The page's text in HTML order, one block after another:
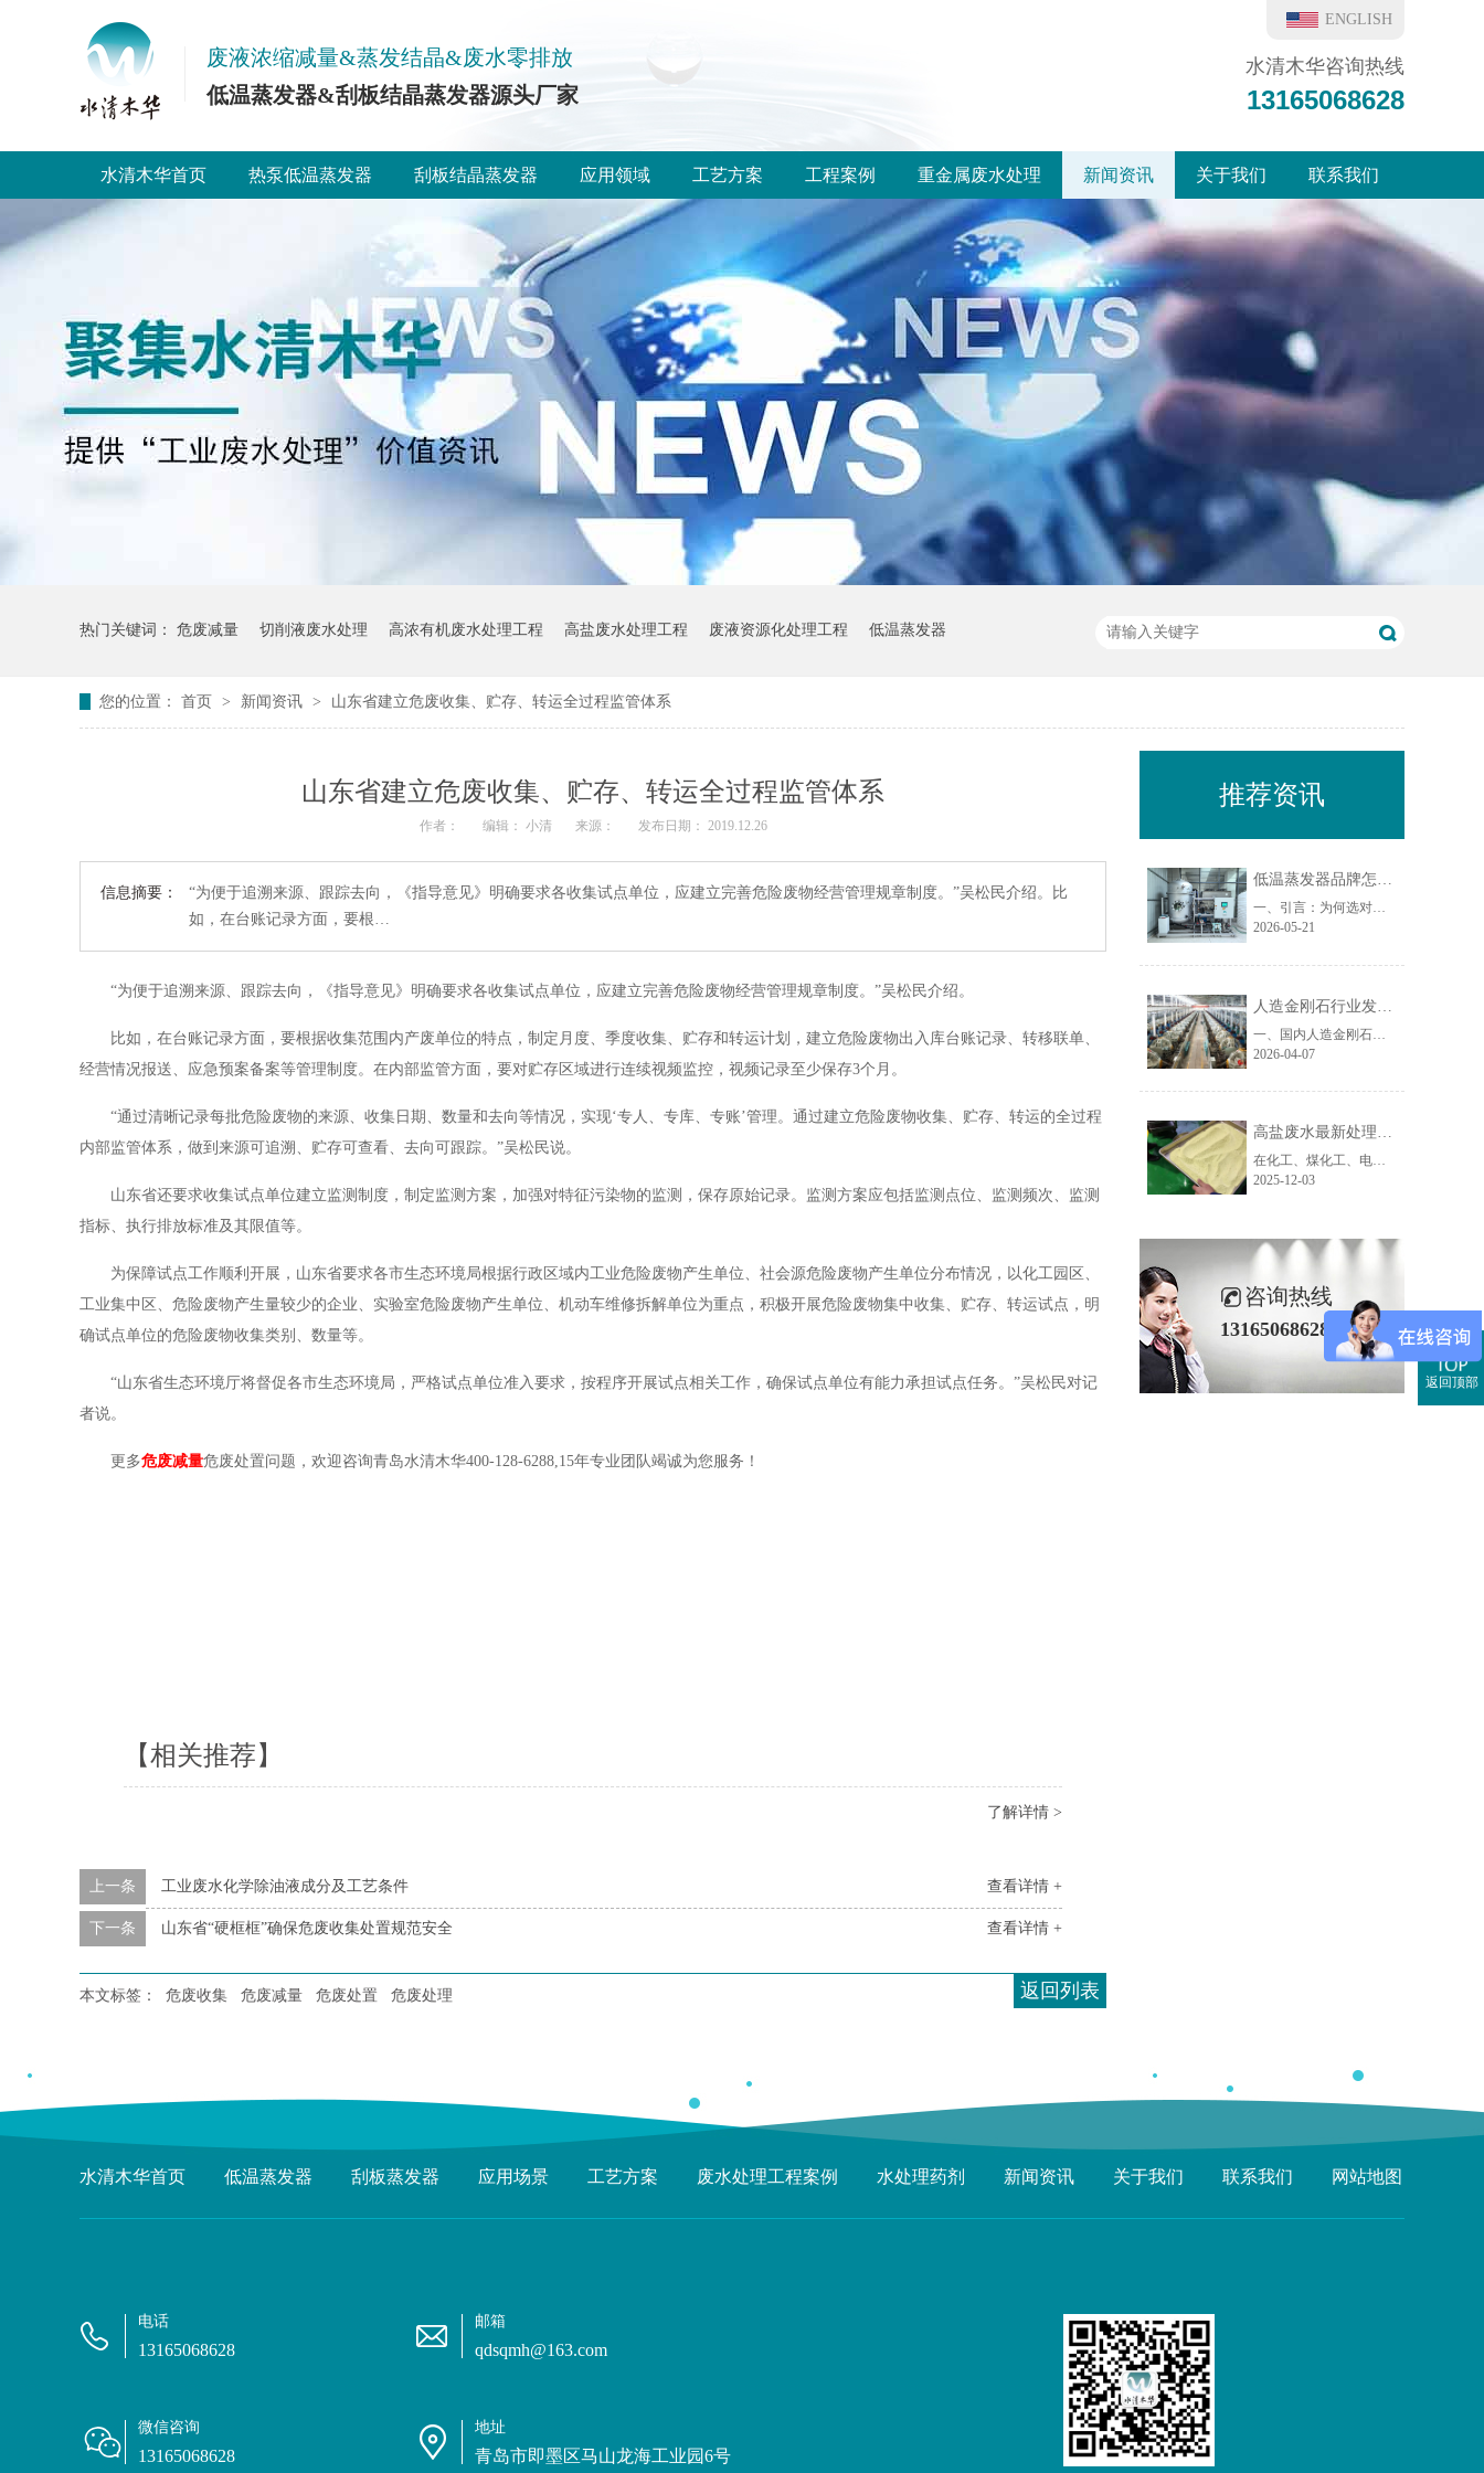
废液浓缩减量&蒸发结晶&废水零排放
低温蒸发器&刮板结晶蒸发器源头厂家
ENGLISH
水清木华咨询热线
13165068628
水清木华首页 热泵低温蒸发器 刮板结晶蒸发器 应用领域 工艺方案 工程案例 重金属废水处理 新闻资讯 关于我们 联系我们
热门关键词： 危废减量 切削液废水处理 高浓有机废水处理工程 高盐废水处理工程 废液资源化处理工程 低温蒸发器
您的位置： 首页 > 新闻资讯 > 山东省建立危废收集、贮存、转运全过程监管体系
山东省建立危废收集、贮存、转运全过程监管体系
作者： 编辑： 小清 来源： 发布日期： 2019.12.26
信息摘要：
“为便于追溯来源、跟踪去向，《指导意见》明确要求各收集试点单位，应建立完善危险废物经营管理规章制度。”吴松民介绍。比
如，在台账记录方面，要根…
“为便于追溯来源、跟踪去向，《指导意见》明确要求各收集试点单位，应建立完善危险废物经营管理规章制度。”吴松民介绍。
比如，在台账记录方面，要根据收集范围内产废单位的特点，制定月度、季度收集、贮存和转运计划，建立危险废物出入库台账记录、转移联单、
经营情况报送、应急预案备案等管理制度。在内部监管方面，要对贮存区域进行连续视频监控，视频记录至少保存3个月。
“通过清晰记录每批危险废物的来源、收集日期、数量和去向等情况，实现‘专人、专库、专账’管理。通过建立危险废物收集、贮存、转运的全过程
内部监管体系，做到来源可追溯、贮存可查看、去向可跟踪。”吴松民说。
山东省还要求收集试点单位建立监测制度，制定监测方案，加强对特征污染物的监测，保存原始记录。监测方案应包括监测点位、监测频次、监测
指标、执行排放标准及其限值等。
为保障试点工作顺利开展，山东省要求各市生态环境局根据行政区域内工业危险废物产生单位、社会源危险废物产生单位分布情况，以化工园区、
工业集中区、危险废物产生量较少的企业、实验室危险废物产生单位、机动车维修拆解单位为重点，积极开展危险废物集中收集、贮存、转运试点，明
确试点单位的危险废物收集类别、数量等。
“山东省生态环境厅将督促各市生态环境局，严格试点单位准入要求，按程序开展试点相关工作，确保试点单位有能力承担试点任务。”吴松民对记
者说。
更多危废减量危废处置问题，欢迎咨询青岛水清木华400-128-6288,15年专业团队竭诚为您服务！
【相关推荐】
了解详情 >
查看详情 +
上一条 工业废水化学除油液成分及工艺条件
查看详情 +
下一条 山东省“硬框框”确保危废收集处置规范安全
返回列表
本文标签： 危废收集 危废减量 危废处置 危废处理
推荐资讯
低温蒸发器品牌怎么选？从材质、能耗、售后 3 个维度对比
一、引言：为何选对低温蒸发器品牌至关重要？在工业废水处理领域，低温蒸发器作为实现废水减量化、资源化的核心设备，其品牌选择直接影响项目投资回报率、运行稳定性及长期运维成本。尤其在处理化学镍废水、切削液废水、乳化液废水、荧光检测废水等复杂危废时，设备材质、能耗水平和售后服务能力成为决定项目成败的关......
2026-05-21
人造金刚石行业发展困局与趋势分析及废水处理难点解析
一、国内人造金刚石行业发展现状与核心发展困境我国是全球人造金刚石第一生产大国，高温高压法（HTHP）工业金刚石产能占全球95%以上，诞生了以润宝人造金刚石为代表的大批超硬材料企业，产品覆盖磨料磨具、石材加工、珠宝首饰等传统领域。但随着行业发展进入深水区，多数金刚石生产企业正面临多重发展困境，生存与转......
2026-04-07
在化工、煤化工、电镀、制药等工业领域，高盐废水因其含盐量高、成分复杂、处理难度大等特点，一直是环保治理的重点与难点。随着“双碳”战略推进及环保标准日趋严格，传统处理工艺已难以满足“零排放”与资源化利用的需求，高盐废水最新处理技术及配套高盐废水处理设备的创新升级成为行业破局关键。作为深耕工业废水......
2025-12-03
咨询热线
13165068628
水清木华首页 低温蒸发器 刮板蒸发器 应用场景 工艺方案 废水处理工程案例 水处理药剂 新闻资讯 关于我们 联系我们 网站地图
电话
13165068628
邮箱
qdsqmh@163.com
微信咨询
13165068628
地址
青岛市即墨区马山龙海工业园6号
返回顶部